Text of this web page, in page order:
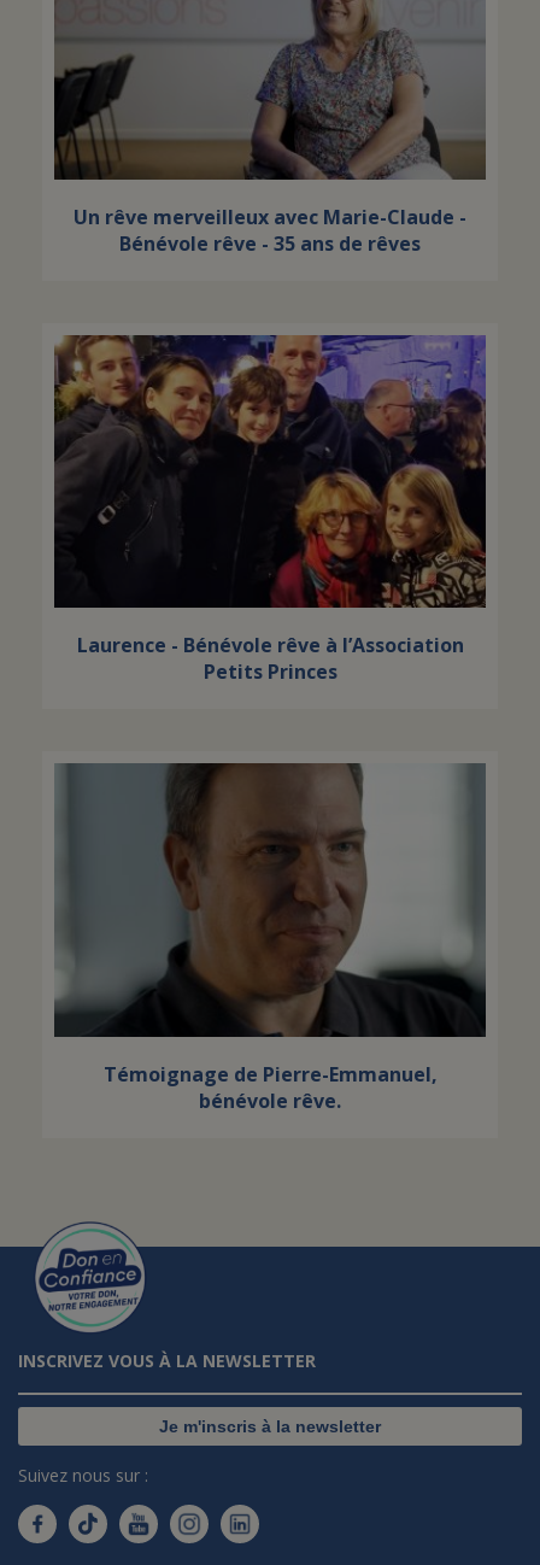
Un rêve merveilleux avec Marie-Claude -
Bénévole rêve - 35 ans de rêves
Laurence - Bénévole rêve à l’Association
Petits Princes
Témoignage de Pierre-Emmanuel,
bénévole rêve.
INSCRIVEZ VOUS À LA NEWSLETTER
Je m'inscris à la newsletter
Suivez nous sur :